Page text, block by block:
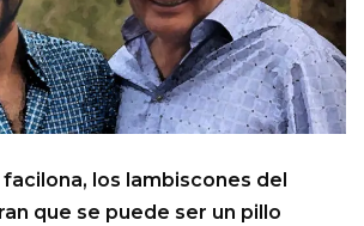
los lambiscones del
que se puede ser un pillo